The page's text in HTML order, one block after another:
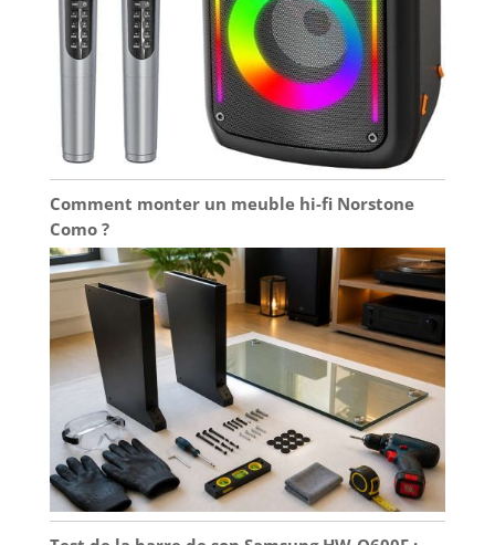
Comment monter un meuble hi-fi Norstone
Como ?